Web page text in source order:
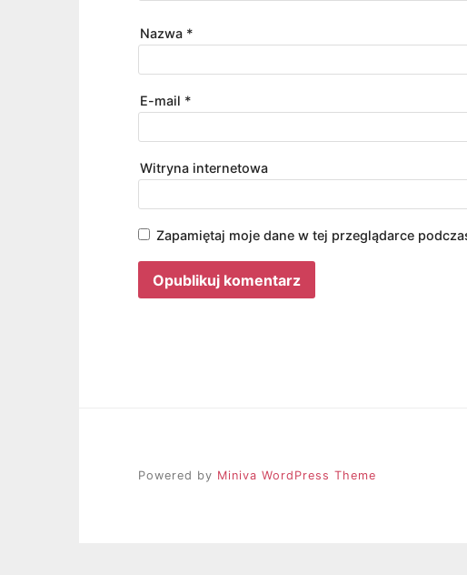
Nazwa *
E-mail *
Witryna internetowa
Zapamiętaj moje dane w tej przeglądarce
Powered by Miniva WordPress Theme